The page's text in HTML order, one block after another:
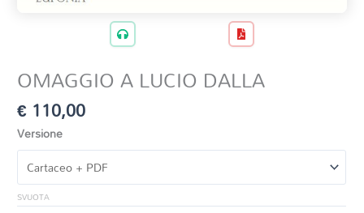
OMAGGIO A LUCIO DALLA
€ 110,00
Versione
SVUOTA